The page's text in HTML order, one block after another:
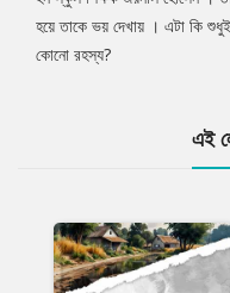
Article
হয়ে তাকে ভয় দেখায় । এটা কি
কোনো রহস্য?
এই